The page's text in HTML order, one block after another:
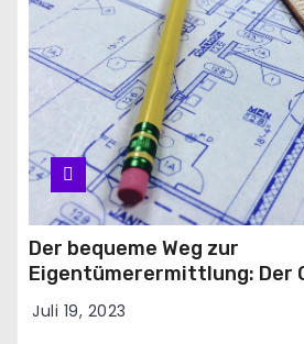
Der bequeme Weg zur
Eigentümerermittlung: Der
für den Grundbuchauszug
Juli 19, 2023